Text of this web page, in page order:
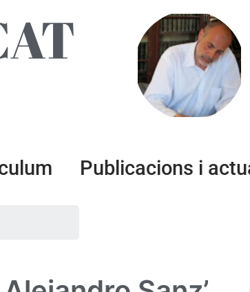
Publicacions i